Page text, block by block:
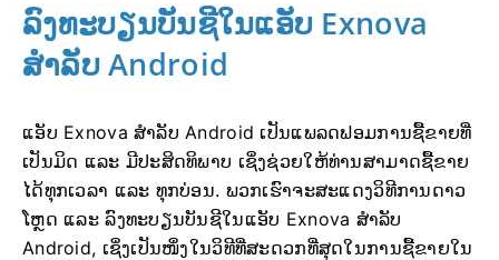
ລົງທະບຽນບັນຊີໃນແອັບ Exnova
ສຳລັບ Android
ແອັບ Exnova ສຳລັບ Android ເປັນແພລດຟອມການຊື້ຂາຍທີ່
ເປັນມິດ ແລະ ມີປະສິດທິພາບ ເຊິ່ງຊ່ວຍໃຫ້ທ່ານສາມາດຊື້ຂາຍ
ໄດ້ທຸກເວລາ ແລະ ທຸກບ່ອນ. ພວກເຮົາຈະສະແດງວິທີການດາວ
ໂຫຼດ ແລະ ລົງທະບຽນບັນຊີໃນແອັບ Exnova ສຳລັບ
Android, ເຊິ່ງເປັນໜຶ່ງໃນວິທີທີ່ສະດວກທີ່ສຸດໃນການຊື້ຂາຍໃນ